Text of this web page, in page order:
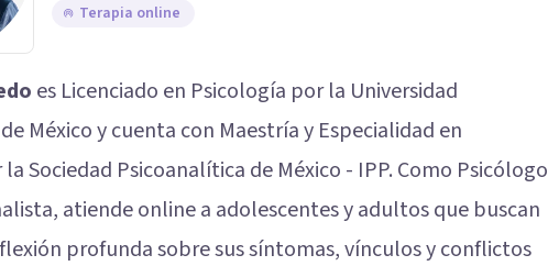
Terapia online
es Licenciado en Psicología por la Universidad
México y cuenta con Maestría y Especialidad en
Sociedad Psicoanalítica de México - IPP. Como Psicólogo
atiende online a adolescentes y adultos que buscan
profunda sobre sus síntomas, vínculos y conflictos